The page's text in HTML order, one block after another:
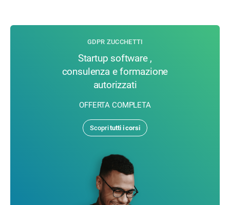
GDPR ZUCCHETTI
Startup software ,
consulenza e formazione
autorizzati
OFFERTA COMPLETA
Scopritutti i corsi